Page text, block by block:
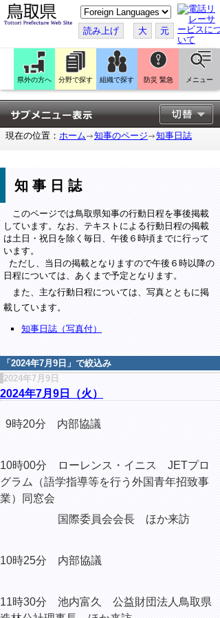
こ
の
ペ
ー
ジ
翻
訳
す
る
読み上げ 大 元
県外の方へ 分野で探す 組織で探す 防災 緊急 メニュー
現在の位置： ホーム 知事のページ 知事日誌
知事日誌
このページでは鳥取県知事の行動日程を事後掲載
しています。なお、テキストによる行動日程の掲載
は土日・祝日を除く毎日、午後６時頃までに行って
います。
ただし、当日の掲載となりますので午後６時以降の
日程については、あくまで予定となります。
また、主な行動日程については、写真とともに掲
載しています。
知事日誌（写真付）
「 2024年7月9日 」で絞込み
2024年7月9日
2024年7月9日（火）
9時20分 内部協議
10時00分 ローレンス・イニス JETプロ
グラム（語学指導等を行う外国青年招致事
業）同窓会
国際委員会会長 ほか来訪
10時25分 内部協議
11時30分 池内富久 公益財団法人鳥取県